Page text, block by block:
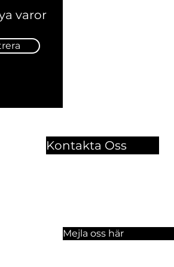
varor
Kontakta Oss
Mejla oss här